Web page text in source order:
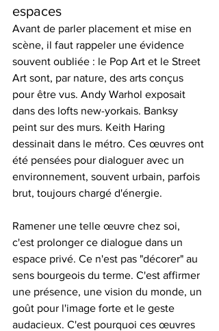
espaces
Avant de parler placement et mise en
scène, il faut rappeler une évidence
souvent oubliée : le Pop Art et le Street
Art sont, par nature, des arts conçus
pour être vus. Andy Warhol exposait
dans des lofts new-yorkais. Banksy
peint sur des murs. Keith Haring
dessinait dans le métro. Ces œuvres ont
été pensées pour dialoguer avec un
environnement, souvent urbain, parfois
brut, toujours chargé d'énergie.
Ramener une telle œuvre chez soi,
c'est prolonger ce dialogue dans un
espace privé. Ce n'est pas "décorer" au
sens bourgeois du terme. C'est affirmer
une présence, une vision du monde, un
goût pour l'image forte et le geste
audacieux. C'est pourquoi ces œuvres